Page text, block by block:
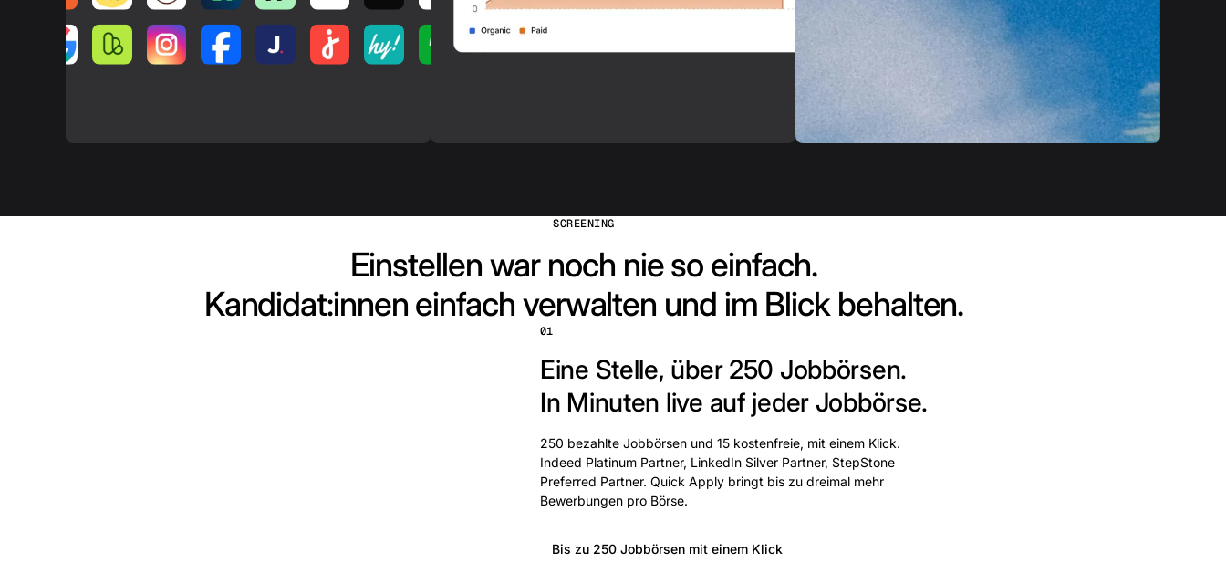
SCREENING
Einstellen war noch nie so einfach.
Kandidat:innen einfach verwalten und im Blick behalten.
01
Eine Stelle, über 250 Jobbörsen.
In Minuten live auf jeder Jobbörse.
250 bezahlte Jobbörsen und 15 kostenfreie, mit einem Klick.
Indeed Platinum Partner, LinkedIn Silver Partner, StepStone
Preferred Partner. Quick Apply bringt bis zu dreimal mehr
Bewerbungen pro Börse.
Bis zu 250 Jobbörsen mit einem Klick